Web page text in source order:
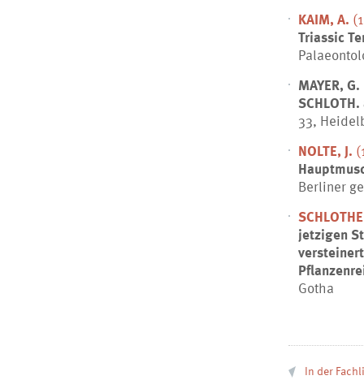
KAIM, A.
Triassic
MAYER, G.
33,
NOLTE, J.
Berliner
jetzigen
Gotha
In der